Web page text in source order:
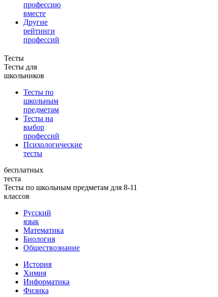
профессию
вместе
Другие
рейтинги
профессий
Тесты
Тесты для
школьников
Тесты по
школьным
предметам
Тесты на
выбор
профессий
Психологические
тесты
бесплатных
теста
Тесты по школьным предметам для 8-11
классов
Русский
язык
Математика
Биология
Обществознание
История
Химия
Информатика
Физика